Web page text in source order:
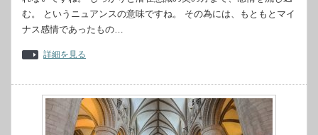
む。 というニュアンスの意味ですね。 その為には、もともとマイ
ナス感情であったもの…
詳細を見る